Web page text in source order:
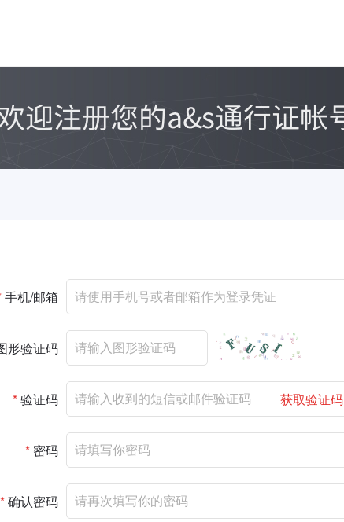
手机/邮箱
形验证码
*验证码 获取验证码
* 密码
*确认密码